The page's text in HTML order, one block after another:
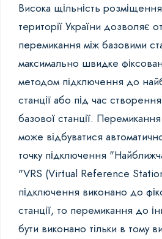
Висока щільність
території України дозволяє
перемикання між базовими
максимально швидке
методом підключення до
станції або під час
базової станції.
може відбуватися
точку підключення
"VRS (Virtual Reference
підключення виконано до
станції, то перемикання до
бути виконано тільки в тому